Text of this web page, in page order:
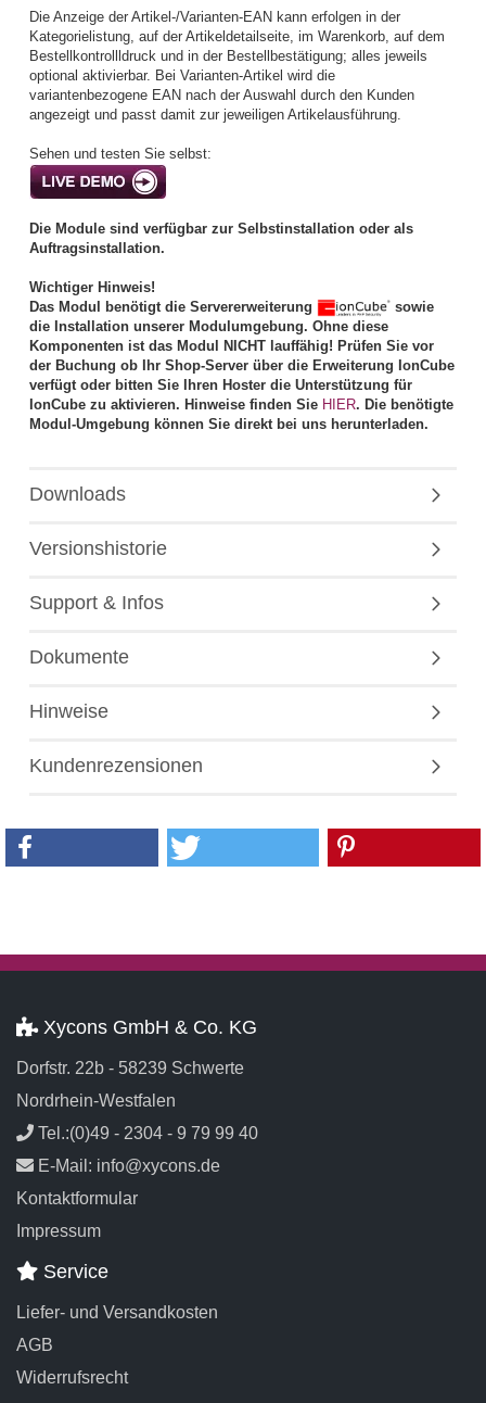
Die Anzeige der Artikel-/Varianten-EAN kann erfolgen in der
Kategorielistung, auf der Artikeldetailseite, im Warenkorb, auf dem
Bestellkontrollldruck und in der Bestellbestätigung; alles jeweils
optional aktivierbar. Bei Varianten-Artikel wird die
variantenbezogene EAN nach der Auswahl durch den Kunden
angezeigt und passt damit zur jeweiligen Artikelausführung.
Sehen und testen Sie selbst:
Die Module sind verfügbar zur Selbstinstallation oder als
Auftragsinstallation.
Wichtiger Hinweis!
Das Modul benötigt die Servererweiterung
sowie
die Installation unserer Modulumgebung. Ohne diese
Komponenten ist das Modul NICHT lauffähig! Prüfen Sie vor
der Buchung ob Ihr Shop-Server über die Erweiterung IonCube
verfügt oder bitten Sie Ihren Hoster die Unterstützung für
IonCube zu aktivieren. Hinweise finden Sie HIER. Die benötigte
Modul-Umgebung können Sie direkt bei uns herunterladen.
Downloads
Versionshistorie
Support & Infos
Dokumente
Hinweise
Kundenrezensionen
Xycons GmbH & Co. KG
Dorfstr. 22b - 58239 Schwerte
Nordrhein-Westfalen
Tel.:(0)49 - 2304 - 9 79 99 40
E-Mail: info@xycons.de
Kontaktformular
Impressum
Service
Liefer- und Versandkosten
AGB
Widerrufsrecht